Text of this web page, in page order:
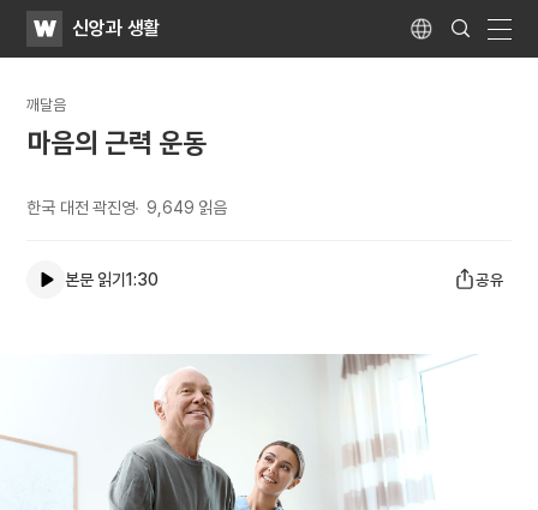
WATV신앙과 생활 Language
Search
Submit
깨달음
마음의 근력 운동
한국 대전 곽진영 9,649 읽음
본문 읽기1:30 공유